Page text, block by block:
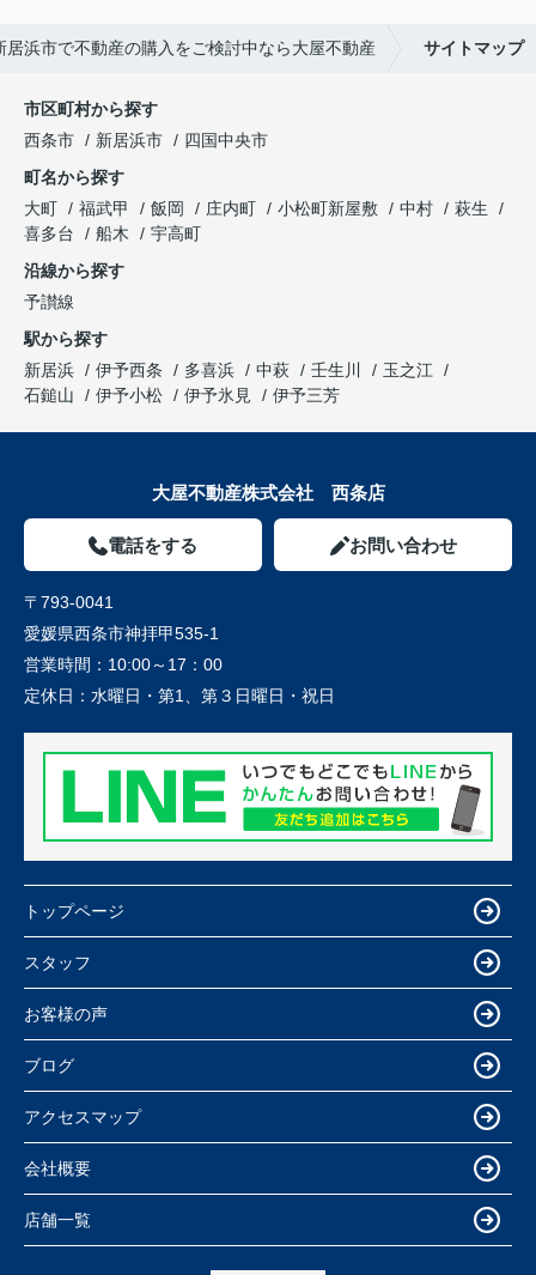
居浜市で不動産の購入をご検討中なら大屋不動産 サイトマップ
市区町村から探す
西条市
新居浜市
四国中央市
町名から探す
大町
福武甲 飯岡 庄内町 小松町新屋敷 中村
萩生
喜多台
船木
宇高町
沿線から探す
予讃線
駅から探す
新居浜
伊予西条 多喜浜 中萩 壬生川
玉之江
石鎚山
伊予小松 伊予氷見 伊予三芳
大屋不動産株式会社 西条店
電話をする お問い合わせ
〒793-0041
愛媛県西条市神拝甲535-1
営業時間： 10:00～17：00
定休日： 水曜日・第1、第３日曜日・祝日
トップページ
スタッフ
お客様の声
ブログ
アクセスマップ
会社概要
店舗一覧